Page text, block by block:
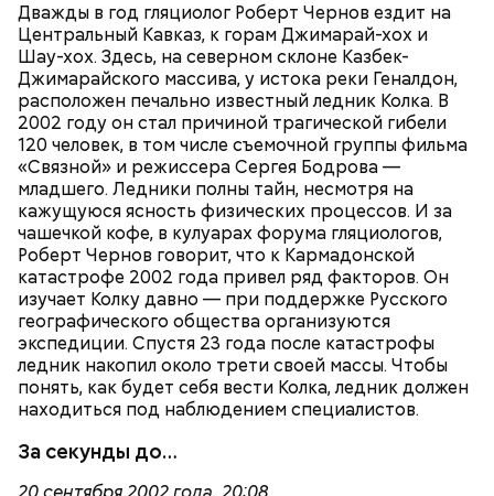
Дважды в год гляциолог Роберт Чернов ездит на
Центральный Кавказ, к горам Джимарай-хох и
Шау-хох. Здесь, на северном склоне Казбек-
Джимарайского массива, у истока реки Геналдон,
расположен печально известный ледник Колка. В
2002 году он стал причиной трагической гибели
120 человек, в том числе съемочной группы фильма
«Связной» и режиссера Сергея Бодрова —
младшего. Ледники полны тайн, несмотря на
кажущуюся ясность физических процессов. И за
чашечкой кофе, в кулуарах форума гляциологов,
Роберт Чернов говорит, что к Кармадонской
катастрофе 2002 года привел ряд факторов. Он
изучает Колку давно — при поддержке Русского
географического общества организуются
экспедиции. Спустя 23 года после катастрофы
ледник накопил около трети своей массы. Чтобы
понять, как будет себя вести Колка, ледник должен
находиться под наблюдением специалистов.
За секунды до…